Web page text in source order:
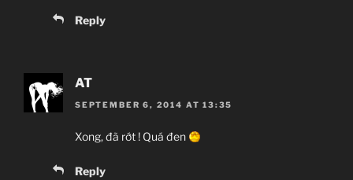
Reply
AT
SEPTEMBER 6, 2014 AT 13:35
Xong, đã rớt ! Quá đen
Reply